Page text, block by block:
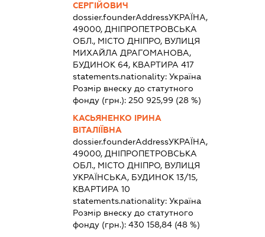
СЕРГІЙОВИЧ
dossier.founderAddressУКРАЇНА,
49000, ДНІПРОПЕТРОВСЬКА
ОБЛ., МІСТО ДНІПРО, ВУЛИЦЯ
МИХАЙЛА ДРАГОМАНОВА,
БУДИНОК 64, КВАРТИРА 417
statements.nationality:Україна
Розмір внеску до статутного
фонду (грн.):250 925,99 (28 %)
КАСЬЯНЕНКО ІРИНА
ВІТАЛІЇВНА
dossier.founderAddressУКРАЇНА,
49000, ДНІПРОПЕТРОВСЬКА
ОБЛ., МІСТО ДНІПРО, ВУЛИЦЯ
УКРАЇНСЬКА, БУДИНОК 13/15,
КВАРТИРА 10
statements.nationality:Україна
Розмір внеску до статутного
фонду (грн.):430 158,84 (48 %)